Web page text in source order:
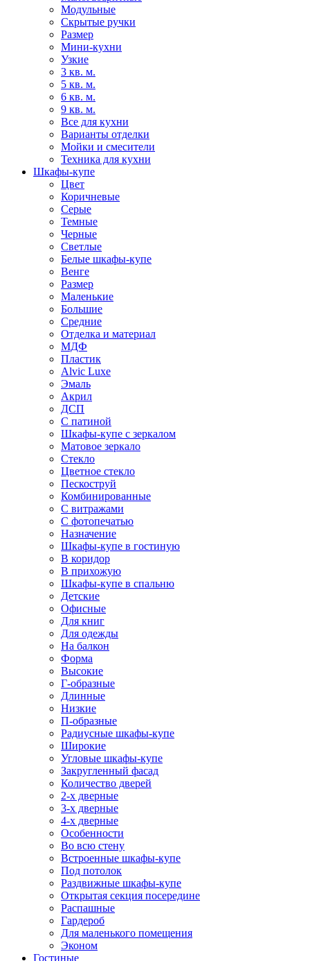
Модульные
Скрытые ручки
Размер
Мини-кухни
Узкие
3 кв. м.
5 кв. м.
6 кв. м.
9 кв. м.
Все для кухни
Варианты отделки
Мойки и смесители
Техника для кухни
Шкафы-купе
Цвет
Коричневые
Серые
Темные
Черные
Светлые
Белые шкафы-купе
Венге
Размер
Маленькие
Большие
Средние
Отделка и материал
МДФ
Пластик
Alvic Luxe
Эмаль
Акрил
ДСП
С патиной
Шкафы-купе с зеркалом
Матовое зеркало
Стекло
Цветное стекло
Пескоструй
Комбинированные
С витражами
С фотопечатью
Назначение
Шкафы-купе в гостиную
В коридор
В прихожую
Шкафы-купе в спальню
Детские
Офисные
Для книг
Для одежды
На балкон
Форма
Высокие
Г-образные
Длинные
Низкие
П-образные
Радиусные шкафы-купе
Широкие
Угловые шкафы-купе
Закругленный фасад
Количество дверей
2-х дверные
3-х дверные
4-х дверные
Особенности
Во всю стену
Встроенные шкафы-купе
Под потолок
Раздвижные шкафы-купе
Открытая секция посередине
Распашные
Гардероб
Для маленького помещения
Эконом
Гостиные